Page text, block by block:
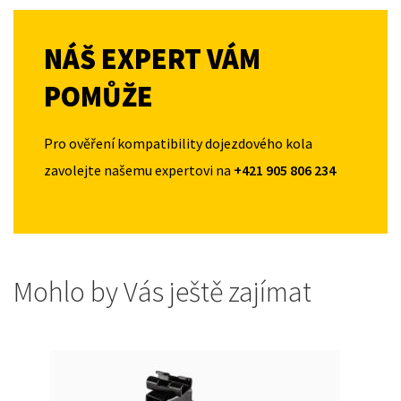
NÁŠ EXPERT VÁM
POMŮŽE
Pro ověření kompatibility dojezdového kola
zavolejte našemu expertovi na +421 905 806 234
Mohlo by Vás ještě zajímat